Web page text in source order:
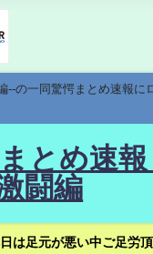
の一同驚愕まとめ速報に
とめ速
闘編
足元が悪い中ご足労